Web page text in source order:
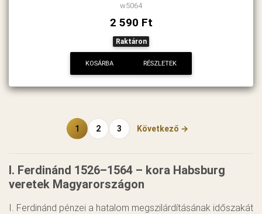
w5064
2 590 Ft
Raktáron
KOSÁRBA RÉSZLETEK
1 2 3 Következő →
I. Ferdinánd 1526–1564 – kora Habsburg
veretek Magyarországon
I. Ferdinánd pénzei a hatalom megszilárdításának időszakát